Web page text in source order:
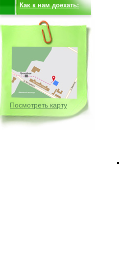
Как к нам доехать:
Посмотреть карту